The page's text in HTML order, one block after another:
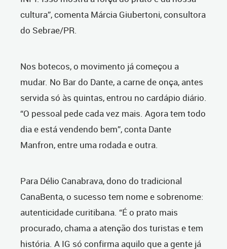
cultura”, comenta Márcia Giubertoni, consultora
do Sebrae/PR.
Nos botecos, o movimento já começou a
mudar. No Bar do Dante, a carne de onça, antes
servida só às quintas, entrou no cardápio diário.
“O pessoal pede cada vez mais. Agora tem todo
dia e está vendendo bem”, conta Dante
Manfron, entre uma rodada e outra.
Para Délio Canabrava, dono do tradicional
CanaBenta, o sucesso tem nome e sobrenome:
autenticidade curitibana. “É o prato mais
procurado, chama a atenção dos turistas e tem
história. A IG só confirma aquilo que a gente já